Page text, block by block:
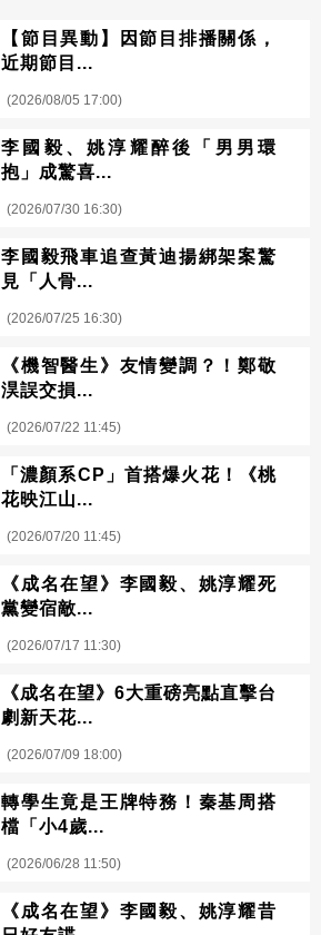
【節目異動】因節目排播關係，
近期節目...
(2026/08/05 17:00)
李國毅、姚淳耀醉後「男男環
抱」成驚喜...
(2026/07/30 16:30)
李國毅飛車追查黃迪揚綁架案驚
見「人骨...
(2026/07/25 16:30)
《機智醫生》友情變調？！鄭敬
淏誤交損...
(2026/07/22 11:45)
「濃顏系CP」首搭爆火花！《桃
花映江山...
(2026/07/20 11:45)
《成名在望》李國毅、姚淳耀死
黨變宿敵...
(2026/07/17 11:30)
《成名在望》6大重磅亮點直擊台
劇新天花...
(2026/07/09 18:00)
轉學生竟是王牌特務！秦基周搭
檔「小4歲...
(2026/06/28 11:50)
《成名在望》李國毅、姚淳耀昔